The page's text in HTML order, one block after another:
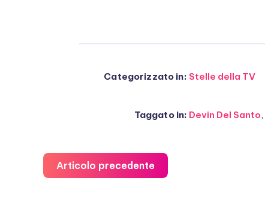
Categorizzato in: Stelle della TV
Taggato in: Devin Del Santo,
Articolo precedente